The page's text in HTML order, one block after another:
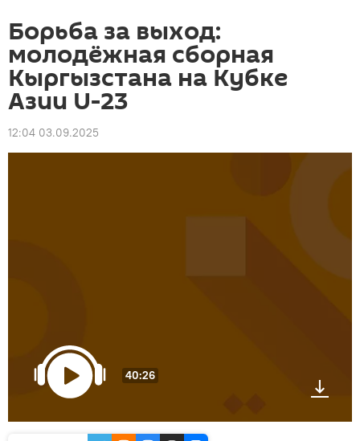
Борьба за выход:
молодёжная сборная
Кыргызстана на Кубке
Азии U-23
12:04 03.09.2025
40:26